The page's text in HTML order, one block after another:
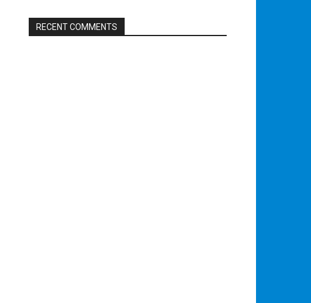
RECENT COMMENTS